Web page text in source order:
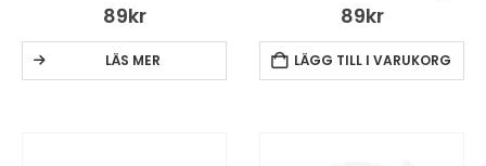
89kr
LÄS MER
89kr
LÄGG TILL I VARUKORG